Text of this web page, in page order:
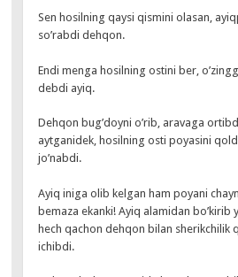
Sen hosilning qaysi qismini olasan,
so’rabdi dehqon.
Endi menga hosilning ostini ber,
debdi ayiq.
Dehqon bug’doyni o’rib, aravaga
aytganidek, hosilning osti poyasini
jo’nabdi.
Ayiq iniga olib kelgan ham poyani
bemaza ekanki! Ayiq alamidan bo’kirib
hech qachon dehqon bilan sherikchilik
ichibdi.